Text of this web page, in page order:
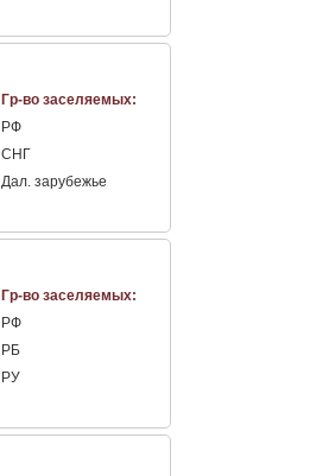
Гр-во заселяемых:
РФ
СНГ
Дал. зарубежье
Гр-во заселяемых:
РФ
РБ
РУ